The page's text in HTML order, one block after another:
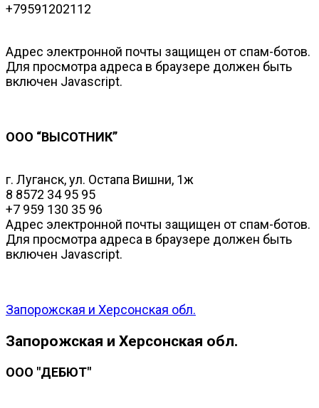
+79591202112‬
Адрес электронной почты защищен от спам-ботов.
Для просмотра адреса в браузере должен быть
включен Javascript.
ООО “ВЫСОТНИК”
г. Луганск, ул. Остапа Вишни, 1ж
8 8572 34 95 95
+7 959 130 35 96
Адрес электронной почты защищен от спам-ботов.
Для просмотра адреса в браузере должен быть
включен Javascript.
Запорожская и Херсонская обл.
Запорожская и Херсонская обл.
ООО "ДЕБЮТ"